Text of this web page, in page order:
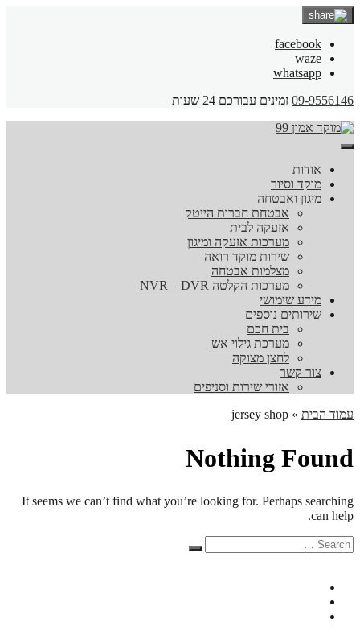
facebook
waze
whatsapp
09-9556146 זמינים עבורכם 24 שעות
אודות
מוקד וסיור
מיגון ואבטחה
אבטחת חברות הייטק
אזעקה לבית
מערכות אזעקה ומיגון
שירות מוקד רואה
מצלמות אבטחה
מערכות הקלטה NVR – DVR
מידע שימושי
שירותים נוספים
בית חכם
מערכת גילוי אש
לחצן מצוקה
צור קשר
אזורי שירות וסניפים
עמוד הבית »
jersey shop
Nothing Found
It seems we can’t find what you’re looking for. Perhaps searching
can help.
Search
for:
Search